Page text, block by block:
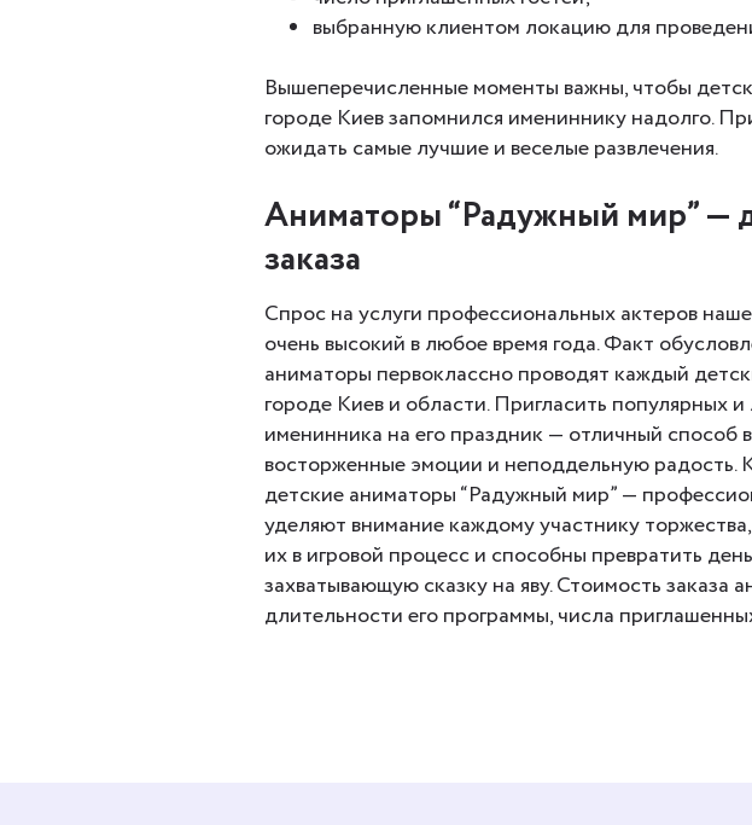
выбранную клиентом локацию для
Вышеперечисленные моменты важны, чтобы
городе Киев запомнился имениннику надолго.
ожидать самые лучшие и веселые развлечения.
Аниматоры “Радужный мир” —
заказа
Спрос на услуги профессиональных актеров
очень высокий в любое время года. Факт
аниматоры первоклассно проводят каждый
городе Киев и области. Пригласить популярных
именинника на его праздник — отличный способ
восторженные эмоции и неподдельную радость.
детские аниматоры “Радужный мир” —
уделяют внимание каждому участнику
их в игровой процесс и способны превратить
захватывающую сказку на яву. Стоимость заказа
длительности его программы, числа